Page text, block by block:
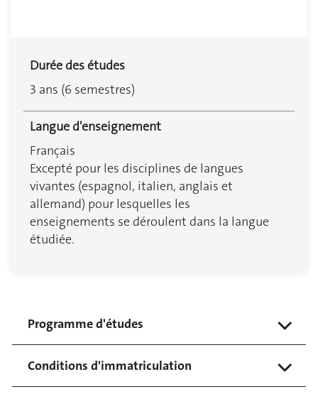
Durée des études
3 ans (6 semestres)
Langue d'enseignement
Français
Excepté pour les disciplines de langues
vivantes (espagnol, italien, anglais et
allemand) pour lesquelles les
enseignements se déroulent dans la langue
étudiée.
Programme d'études
Conditions d'immatriculation